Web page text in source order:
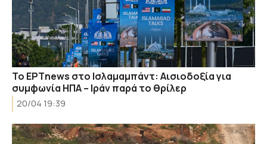
To ΕΡΤnews στο Ισλαμαμπάντ: Αισιοδοξία για
συμφωνία ΗΠΑ – Ιράν παρά το θρίλερ
20/04 19:39